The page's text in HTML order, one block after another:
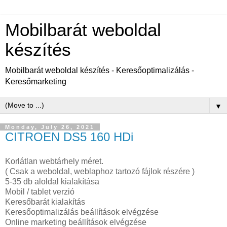
Mobilbarát weboldal
készítés
Mobilbarát weboldal készítés - Keresőoptimalizálás -
Keresőmarketing
▼
Monday, July 26, 2021
CITROEN DS5 160 HDi
Korlátlan webtárhely méret.
( Csak a weboldal, weblaphoz tartozó fájlok részére )
5-35 db aloldal kialakítása
Mobil / tablet verzió
Keresőbarát kialakítás
Keresőoptimalizálás beállítások elvégzése
Online marketing beállítások elvégzése